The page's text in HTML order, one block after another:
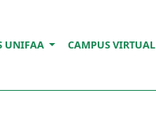
UNIFAA CAMPUS VIRTUAL